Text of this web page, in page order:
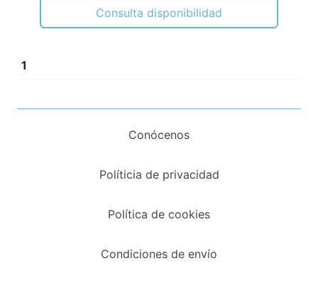
Consulta disponibilidad
1
Conócenos
Políticia de privacidad
Política de cookies
Condiciones de envío